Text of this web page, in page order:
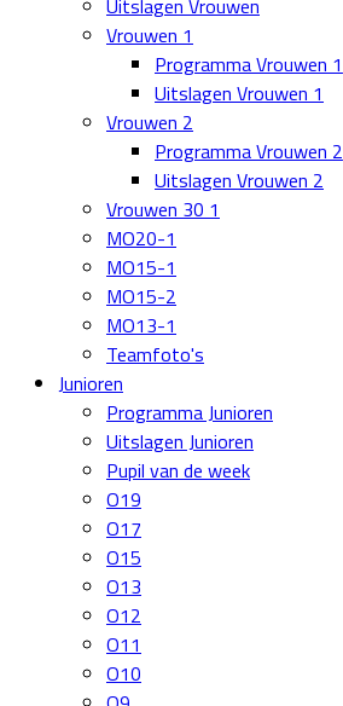
Uitslagen Vrouwen
Vrouwen 1
Programma Vrouwen 1
Uitslagen Vrouwen 1
Vrouwen 2
Programma Vrouwen 2
Uitslagen Vrouwen 2
Vrouwen 30 1
MO20-1
MO15-1
MO15-2
MO13-1
Teamfoto's
Junioren
Programma Junioren
Uitslagen Junioren
Pupil van de week
O19
O17
O15
O13
O12
O11
O10